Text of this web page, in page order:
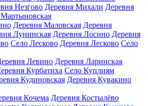
Незгово Деревня Михали Деревня
Деревня Маловская Деревня
Лунинская Деревня Лосино Деревня
Село Лесково Деревня Лесково Село
Левино Деревня Ларинская
Курбатиха Село Куплиям
Кудиновская Деревня Кувакино
Кочема Деревня Костылёво